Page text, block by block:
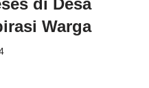
di Desa
Warga